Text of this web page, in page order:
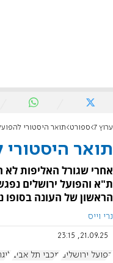
ערוץ 7 ספורט תואר היסטורי
תואר היסטורי
אחרי שגורל האליפות
ת"א והפועל ירושלים
הראשון של העונה
נרי וייס
21.09.25, 23:15
הפועל ירושלים מכבי תל אביב